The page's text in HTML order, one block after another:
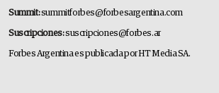
Summit:summitforbes@forbesargentina.com
Suscripciones:suscripciones@forbes.ar
Forbes Argentina es publicada por HT Media SA.